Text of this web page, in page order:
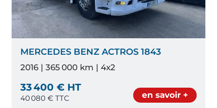
MERCEDES BENZ ACTROS 1843
2016 | 365 000 km | 4x2
33 400 € HT
40 080 € TTC en savoir +